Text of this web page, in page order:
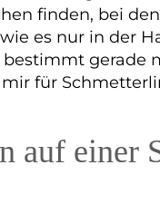
finden, bei
es nur in der
bestimmt gerade
für
auf einer